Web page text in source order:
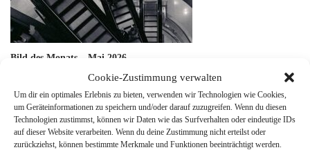
Cookie-Zustimmung verwalten
Um dir ein optimales Erlebnis zu bieten, verwenden wir Technologien wie Cookies,
um Geräteinformationen zu speichern und/oder darauf zuzugreifen. Wenn du diesen
Technologien zustimmst, können wir Daten wie das Surfverhalten oder eindeutige IDs
auf dieser Website verarbeiten. Wenn du deine Zustimmung nicht erteilst oder
zurückziehst, können bestimmte Merkmale und Funktionen beeinträchtigt werden.
Bild des Monats – Mai 2026